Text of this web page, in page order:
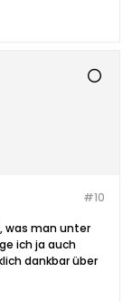
#10
was man unter
ich ja auch
dankbar über